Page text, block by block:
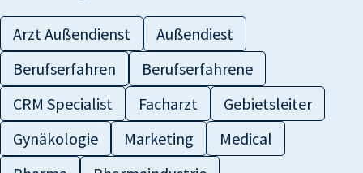
Arzt Außendienst
Außendiest
Berufserfahren
Berufserfahrene
CRM Specialist
Facharzt
Gebietsleiter
Gynäkologie
Marketing
Medical